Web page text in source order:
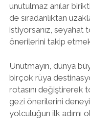
unutulmaz anılar
de sıradanlıktan
istiyorsanız, seyahat
önerilerini takip
Unutmayın, dünya
birçok rüya
rotasını değiştirerek
gezi önerilerini
yolculuğun ilk adımı